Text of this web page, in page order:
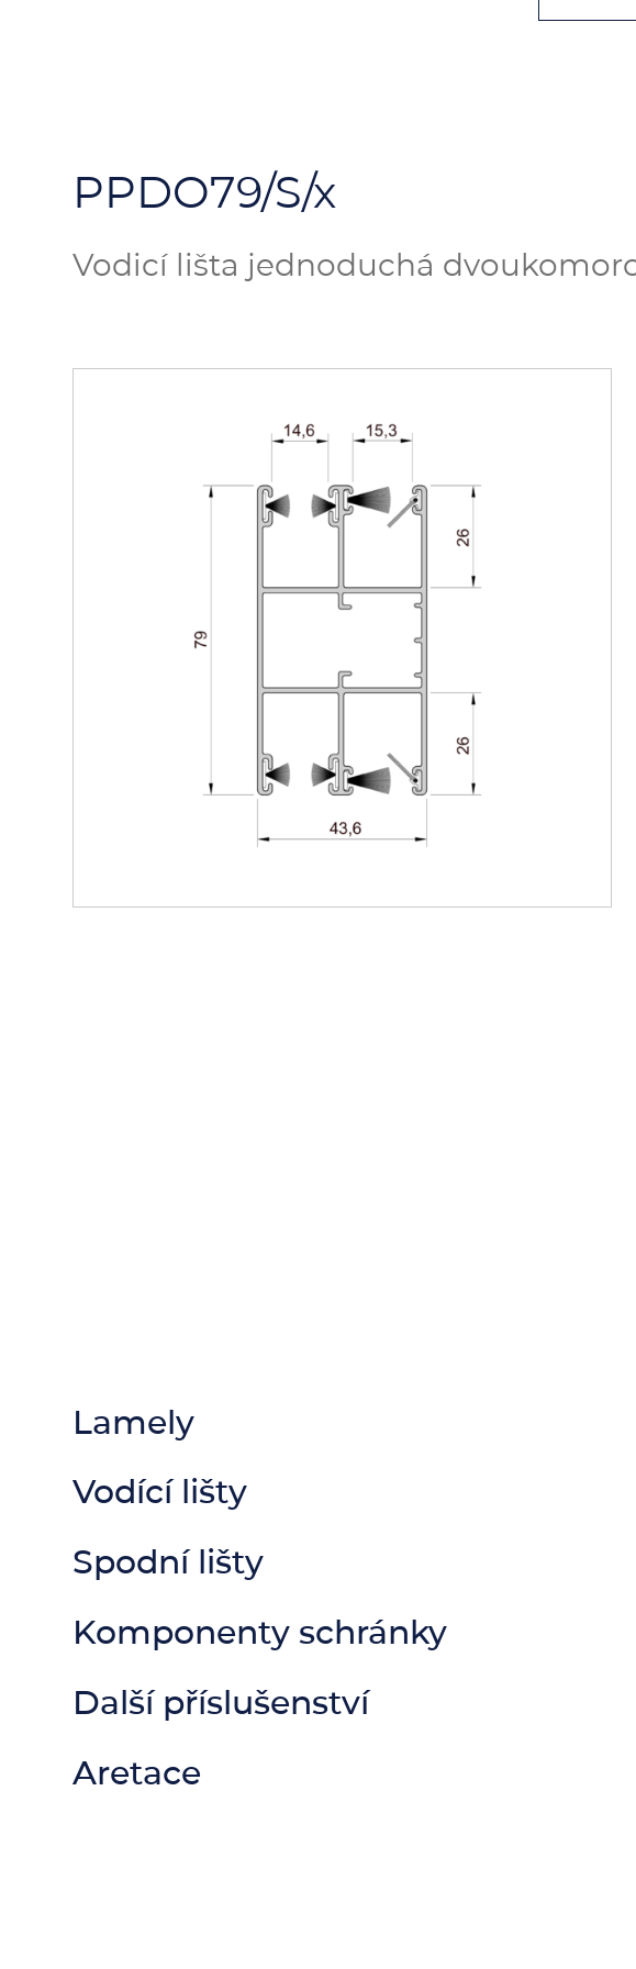
PPDO79/S/x
Vodicí lišta jednoduchá
Lamely
Vodící lišty
Spodní lišty
Komponenty schránky
Další příslušenství
Aretace